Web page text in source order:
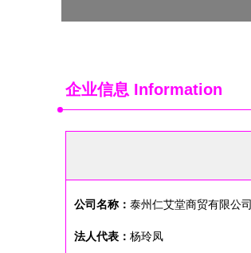
企业信息 Information
公司名称： 泰州仁艾堂商贸有限公司
法人代表： 杨玲凤